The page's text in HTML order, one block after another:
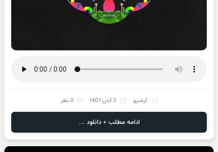
آرشیو 3 آبان 1401 0 نظر
ادامه مطلب + دانلود ...